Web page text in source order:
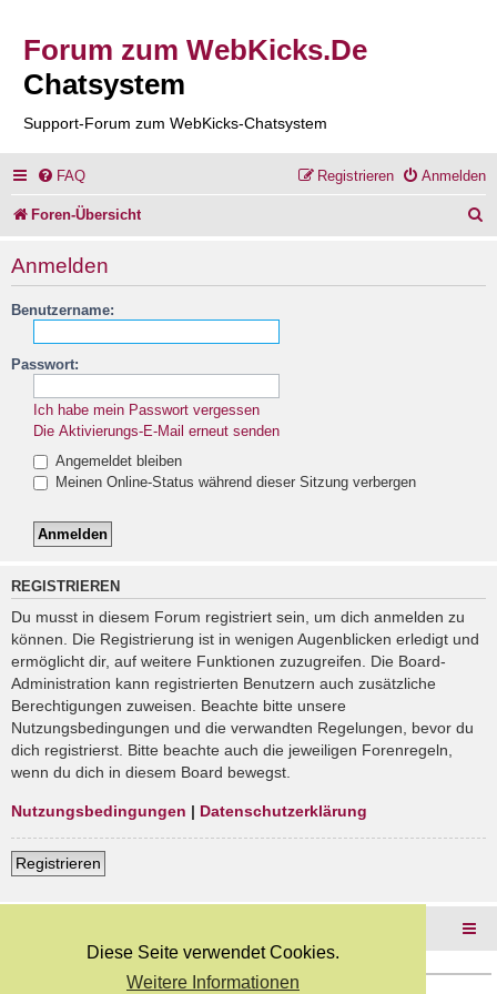
Diese Seite verwendet Cookies.
Weitere Informationen
Forum zum WebKicks.De
Chatsystem
Support-Forum zum WebKicks-Chatsystem
FAQ Anmelden
Registrieren
Foren-Übersicht
Anmelden
Benutzername:
Passwort:
Ich habe mein Passwort vergessen
Die Aktivierungs-E-Mail erneut senden
Angemeldet bleiben
Meinen Online-Status während dieser Sitzung verbergen
REGISTRIEREN
Du musst in diesem Forum registriert sein, um dich anmelden zu
können. Die Registrierung ist in wenigen Augenblicken erledigt und
ermöglicht dir, auf weitere Funktionen zuzugreifen. Die Board-
Administration kann registrierten Benutzern auch zusätzliche
Berechtigungen zuweisen. Beachte bitte unsere
Nutzungsbedingungen und die verwandten Regelungen, bevor du
dich registrierst. Bitte beachte auch die jeweiligen Forenregeln,
wenn du dich in diesem Board bewegst.
Nutzungsbedingungen | Datenschutzerklärung
Registrieren